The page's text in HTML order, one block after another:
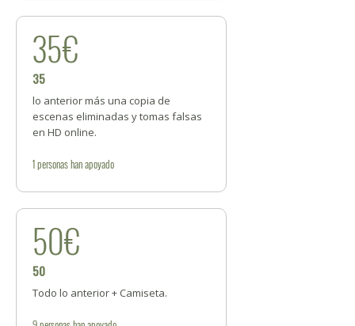
35€
35
lo anterior más una copia de
escenas eliminadas y tomas falsas
en HD online.
1personashan apoyado
50€
50
Todo lo anterior + Camiseta.